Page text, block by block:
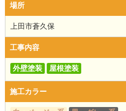
場所
上田市蒼久保
工事内容
外壁塗装 屋根塗装
施工カラー